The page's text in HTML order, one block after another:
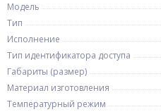
Модель
Тип
Исполнение
Тип идентификатора доступа
Габариты (размер)
Материал изготовления
Температурный режим